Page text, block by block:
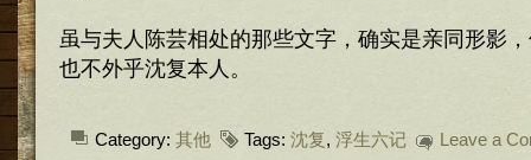
虽与夫人陈芸相处的那些文字，确实是亲同形影
也不外乎沈复本人。
Category: 其他 Tags: 沈复, 浮生六记 Leave a